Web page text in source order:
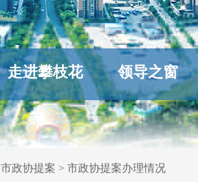
走进攀枝花 领导之窗
市政协提案 > 市政协提案办理情况